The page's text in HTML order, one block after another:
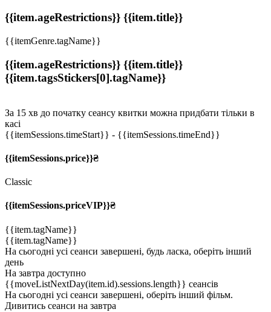
{{item.ageRestrictions}} {{item.title}}
{{itemGenre.tagName}}
{{item.ageRestrictions}} {{item.title}}
{{item.tagsStickers[0].tagName}}
За 15 хв до початку сеансу квитки можна придбати тільки в
касі
{{itemSessions.timeStart}} - {{itemSessions.timeEnd}}
{{itemSessions.price}}₴
Classic
{{itemSessions.priceVIP}}₴
{{item.tagName}}
{{item.tagName}}
На сьогодні усі сеанси завершені, будь ласка, оберіть інший
день
На завтра доступно
{{moveListNextDay(item.id).sessions.length}} сеансів
На сьогодні усі сеанси завершені, оберіть інший фільм.
Дивитись сеанси на завтра